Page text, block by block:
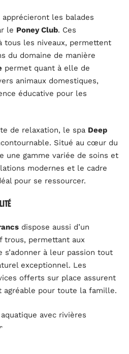
les balades
le Poney Club. Ces
tous les niveaux, permettent
du domaine de manière
permet quant à elle de
animaux domestiques,
éducative pour les
de relaxation, le spa Deep
Situé au cœur du
une gamme variée de soins et
modernes et le cadre
pour se ressourcer.
dispose aussi d’un
trous, permettant aux
s’adonner à leur passion tout
exceptionnel. Les
offerts sur place assurent
agréable pour toute la famille.
avec rivières